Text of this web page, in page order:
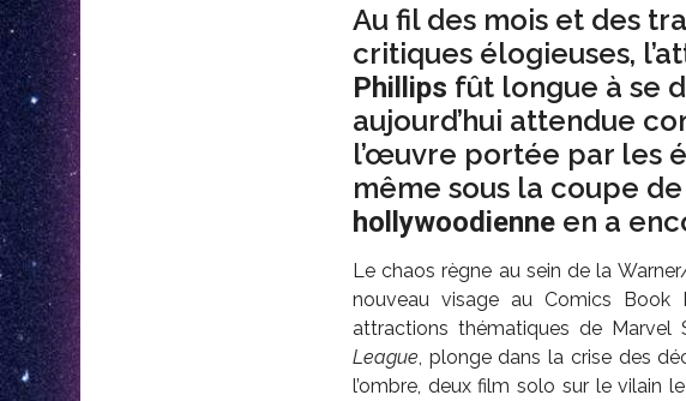
Au fil des mois et des
critiques élogieuses,
Phillips fût longue à se
aujourd’hui attendue
l’œuvre portée par les
même sous la coupe
hollywoodienneen a
Le chaos règne au sein de la
nouveau visage au Comics Book
attractions thématiques de Marvel
League, plonge dans la crise des
l’ombre, deux film solo sur le vilain